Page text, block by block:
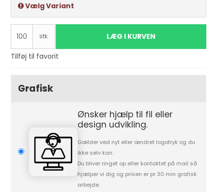
Vælg Variant
stk. LÆG I KURVEN
Tilføj til favorit
Grafisk
Ønsker hjælp til fil eller
design udvikling.
Gælder ved nyt eller ændret logotryk og du
ikke selv kan.
Du bliver ringet op eller kontaktet på mail så
hjælper vi dig og prisen er pr 30 min grafisk
arbejde.